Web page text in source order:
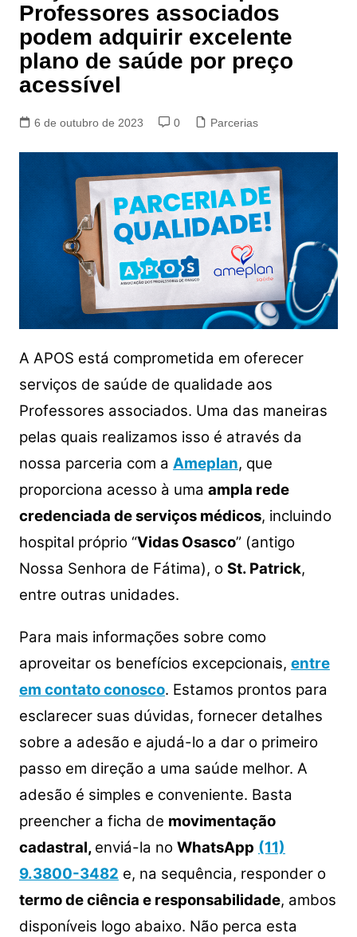
Professores associados
podem adquirir excelente
plano de saúde por preço
acessível
6 de outubro de 2023 0 Parcerias
A APOS está comprometida em oferecer
serviços de saúde de qualidade aos
Professores associados. Uma das maneiras
pelas quais realizamos isso é através da
nossa parceria com a Ameplan, que
proporciona acesso à uma ampla rede
credenciada de serviços médicos, incluindo
hospital próprio “Vidas Osasco” (antigo
Nossa Senhora de Fátima), o St. Patrick,
entre outras unidades.
Para mais informações sobre como
aproveitar os benefícios excepcionais, entre
em contato conosco. Estamos prontos para
esclarecer suas dúvidas, fornecer detalhes
sobre a adesão e ajudá-lo a dar o primeiro
passo em direção a uma saúde melhor. A
adesão é simples e conveniente. Basta
preencher a ficha de movimentação
cadastral, enviá-la no WhatsApp (11)
9.3800-3482 ‬ e, na sequência, responder o
termo de ciência e responsabilidade, ambos
disponíveis logo abaixo. Não perca esta